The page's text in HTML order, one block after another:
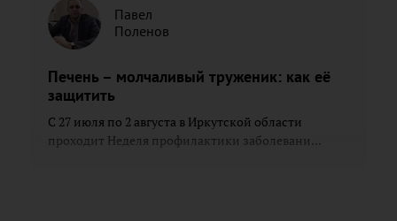
Павел
Поленов
Печень – молчаливый труженик: как её
защитить
С 27 июля по 2 августа в Иркутской области
проходит Неделя профилактики заболевани...